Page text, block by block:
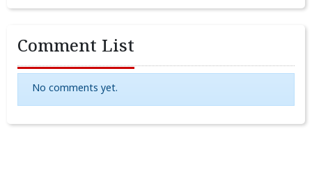
Comment List
No comments yet.